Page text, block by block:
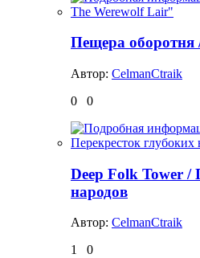
Пещера оборотня
Автор: CelmanCtraik
0
0
Deep Folk Tower /
народов
Автор: CelmanCtraik
1
0